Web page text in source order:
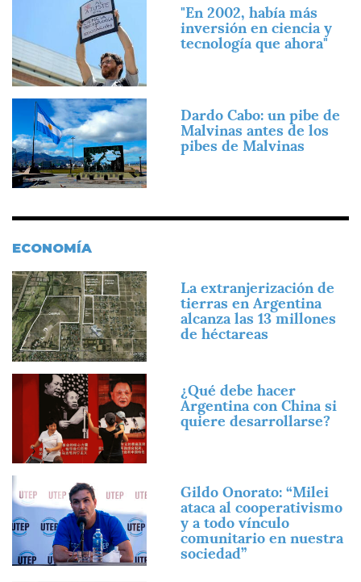
"En 2002, había más
inversión en ciencia y
tecnología que ahora"
Imagen
Dardo Cabo: un pibe de
Malvinas antes de los
pibes de Malvinas
ECONOMÍA
Imagen
La extranjerización de
tierras en Argentina
alcanza las 13 millones
de héctareas
Imagen
¿Qué debe hacer
Argentina con China si
quiere desarrollarse?
Gildo Onorato: “Milei
ataca al cooperativismo
y a todo vínculo
comunitario en nuestra
sociedad”